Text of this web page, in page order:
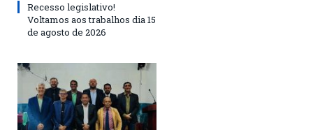
Recesso legislativo!
Voltamos aos trabalhos dia 15
de agosto de 2026